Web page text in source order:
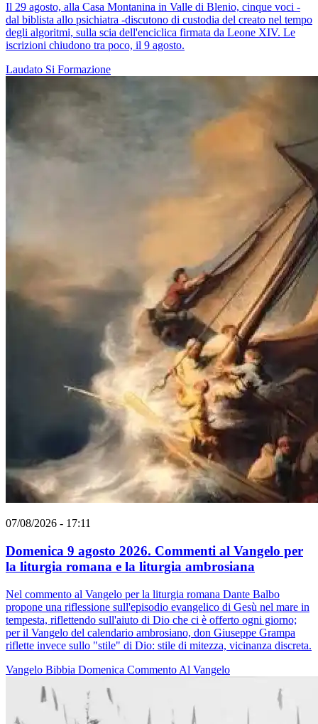
Il 29 agosto, alla Casa Montanina in Valle di Blenio, cinque voci -
dal biblista allo psichiatra -discutono di custodia del creato nel tempo
degli algoritmi, sulla scia dell'enciclica firmata da Leone XIV. Le
iscrizioni chiudono tra poco, il 9 agosto.
Laudato Si Formazione
07/08/2026 - 17:11
Domenica 9 agosto 2026. Commenti al Vangelo per
la liturgia romana e la liturgia ambrosiana
Nel commento al Vangelo per la liturgia romana Dante Balbo
propone una riflessione sull'episodio evangelico di Gesù nel mare in
tempesta, riflettendo sull'aiuto di Dio che ci è offerto ogni giorno;
per il Vangelo del calendario ambrosiano, don Giuseppe Grampa
riflette invece sullo "stile" di Dio: stile di mitezza, vicinanza discreta.
Vangelo Bibbia Domenica Commento Al Vangelo